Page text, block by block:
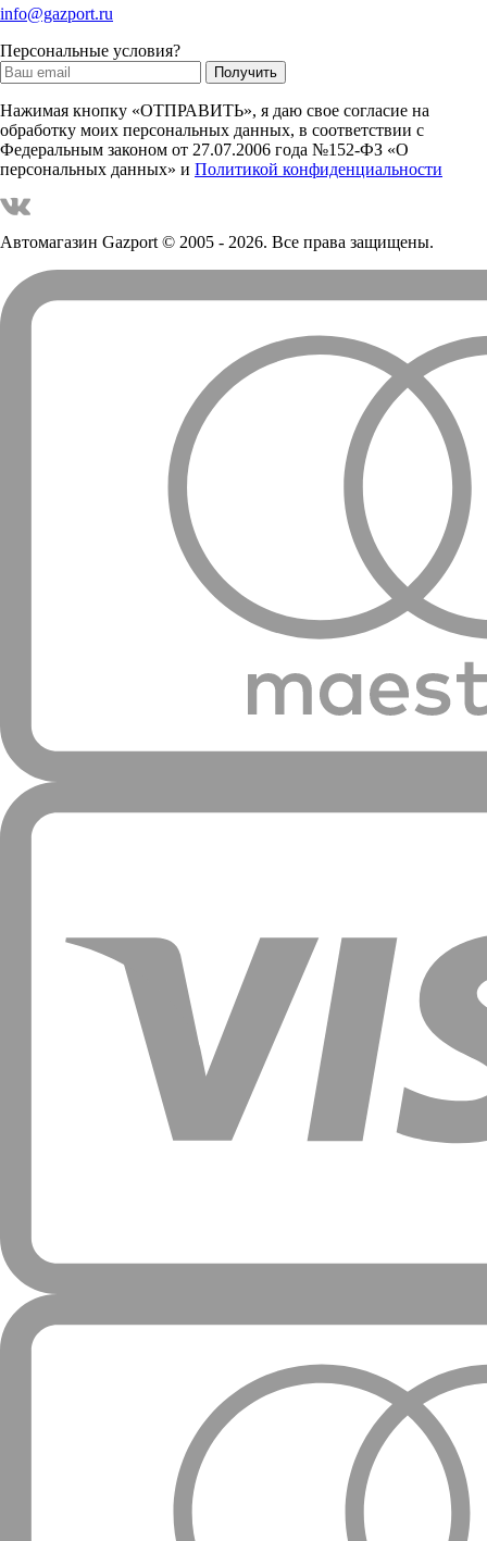
info@gazport.ru
Персональные условия?
Нажимая кнопку «ОТПРАВИТЬ», я даю свое согласие на
обработку моих персональных данных, в соответствии с
Федеральным законом от 27.07.2006 года №152-ФЗ «О
персональных данных» и Политикой конфиденциальности
Автомагазин Gazport© 2005 - 2026. Все права защищены.